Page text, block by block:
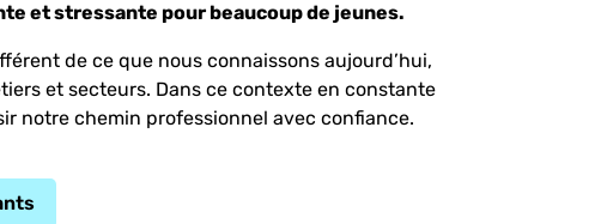
et stressante pour beaucoup de jeunes.
de ce que nous connaissons aujourd’hui,
et secteurs. Dans ce contexte en constante
notre chemin professionnel avec confiance.